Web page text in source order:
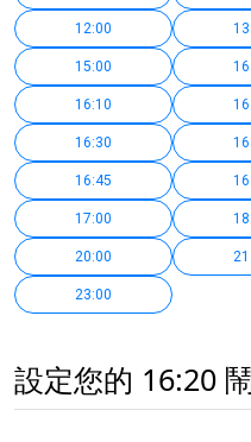
12:00
15:00
16:10
16:30
16:45
17:00
20:00
23:00
設定您的 16:20